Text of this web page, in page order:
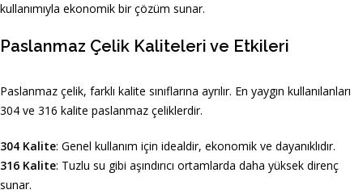
kullanımıyla ekonomik bir çözüm sunar.
Paslanmaz Çelik Kaliteleri ve Etkileri
Paslanmaz çelik, farklı kalite sınıflarına ayrılır. En yaygın kullanılanları
304 ve 316 kalite paslanmaz çeliklerdir.
304 Kalite: Genel kullanım için idealdir, ekonomik ve dayanıklıdır.
316 Kalite: Tuzlu su gibi aşındırıcı ortamlarda daha yüksek direnç
sunar.